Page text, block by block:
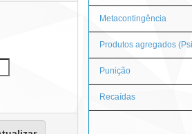
Metacontingência
Produtos agregados
Punição
Recaídas